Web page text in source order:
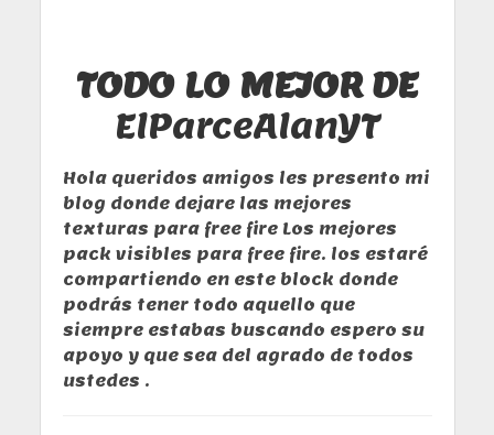
TODO LO MEJOR DE
ElParceAlanYT
Hola queridos amigos les presento mi
blog donde dejare las mejores
texturas para free fire Los mejores
pack visibles para free fire. los estaré
compartiendo en este block donde
podrás tener todo aquello que
siempre estabas buscando espero su
apoyo y que sea del agrado de todos
ustedes .